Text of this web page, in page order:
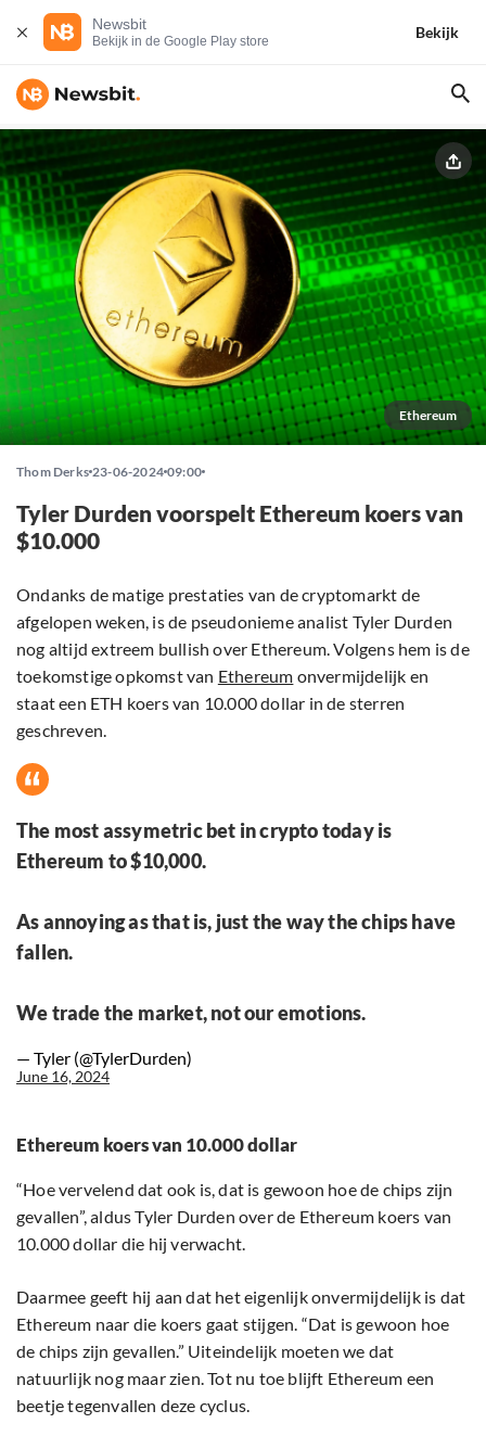
Newsbit
Bekijk in de Google Play store
Bekijk
Ethereum
Thom Derks 23-06-2024 09:00
Tyler Durden voorspelt Ethereum koers van
$10.000
Ondanks de matige prestaties van de cryptomarkt de
afgelopen weken, is de pseudonieme analist Tyler Durden
nog altijd extreem bullish over Ethereum. Volgens hem is de
toekomstige opkomst van Ethereum onvermijdelijk en
staat een ETH koers van 10.000 dollar in de sterren
geschreven.
The most assymetric bet in crypto today is
Ethereum to $10,000.
As annoying as that is, just the way the chips have
fallen.
We trade the market, not our emotions.
— Tyler (@TylerDurden)
June 16, 2024
Ethereum koers van 10.000 dollar
“Hoe vervelend dat ook is, dat is gewoon hoe de chips zijn
gevallen”, aldus Tyler Durden over de Ethereum koers van
10.000 dollar die hij verwacht.
Daarmee geeft hij aan dat het eigenlijk onvermijdelijk is dat
Ethereum naar die koers gaat stijgen. “Dat is gewoon hoe
de chips zijn gevallen.” Uiteindelijk moeten we dat
natuurlijk nog maar zien. Tot nu toe blijft Ethereum een
beetje tegenvallen deze cyclus.